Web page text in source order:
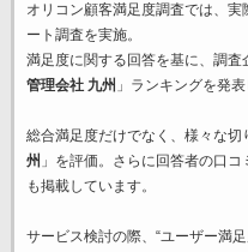
オリコン顧客満足度調査では、実
ート調査を実施。
満足度に関する回答を基に、調査
管理会社 九州 」ランキングを発表
総合満足度だけでなく、様々な切
州 」を評価。さらに回答者の口
も掲載しています。
サービス検討の際、“ユーザー満